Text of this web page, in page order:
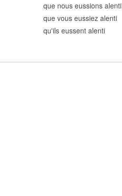
que nous eussions alenti
que vous eussiez alenti
qu'ils eussent alenti